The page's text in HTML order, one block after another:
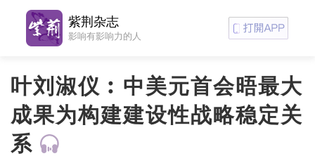
叶刘淑仪︰中美元首会晤最大
成果为构建建设性战略稳定关
系
紫荆杂志
影响有影响力的人